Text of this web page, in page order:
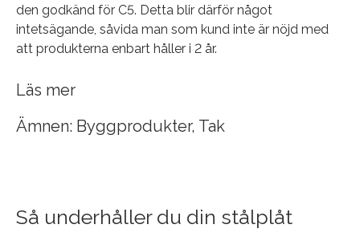
den godkänd för C5. Detta blir därför något
intetsägande, såvida man som kund inte är nöjd med
att produkterna enbart håller i 2 år.
Läs mer
Ämnen: Byggprodukter, Tak
Så underhåller du din stålplåt